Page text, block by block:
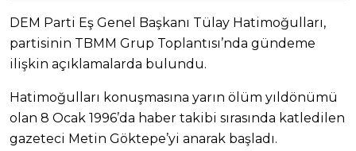
DEM Parti Eş Genel Başkanı Tülay Hatimoğulları,
partisinin TBMM Grup Toplantısı’nda gündeme
ilişkin açıklamalarda bulundu.
Hatimoğulları konuşmasına yarın ölüm yıldönümü
olan 8 Ocak 1996’da haber takibi sırasında katledilen
gazeteci Metin Göktepe’yi anarak başladı.